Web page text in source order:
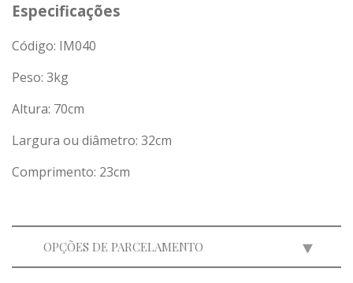
Especificações
Código: IM040
Peso: 3kg
Altura: 70cm
Largura ou diâmetro: 32cm
Comprimento: 23cm
OPÇÕES DE PARCELAMENTO